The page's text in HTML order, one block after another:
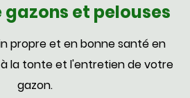
gazons et pelouses
propre et en bonne santé en
la tonte et l'entretien de votre
gazon.